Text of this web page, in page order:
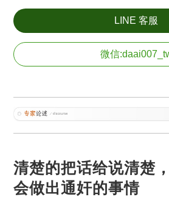
LINE 客服
微信
清楚的把话给说清楚
会做出通奸的事情